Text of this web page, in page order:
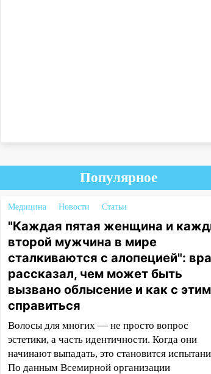
Популярное
Медицина Новости Статьи
"Каждая пятая женщина и
второй мужчина в мире
сталкиваются с алопецией":
рассказал, чем может быть
вызвано облысение и как с этим
справиться
Волосы для многих — не просто вопрос
эстетики, а часть идентичности. Когда они
начинают выпадать, это становится
По данным Всемирной организации